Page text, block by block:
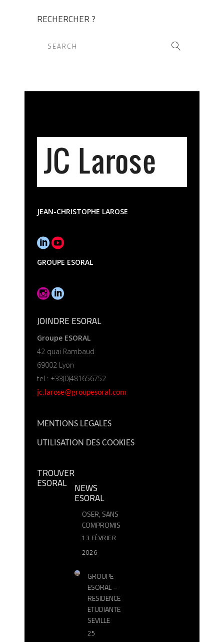
RECHERCHER ?
JEAN-CHRISTOPHE LAROSE
GROUPE ESORAL
JOINDRE ESORAL
Groupe ESORAL
42 quai Rambaud
69002 Lyon
tel : +33(0)481656752
jc.larose@groupesoral.com
MENTIONS LEGALES
UTILISATION DES COOKIES
TROUVER
ESORAL NEWS
ESORAL
OSER, SANS
COMPROMIS
13 FÉVRIER
2026
GROUPE
ESORAL –
RESIDENCE
ETUDIANTE
SEVILLE
25